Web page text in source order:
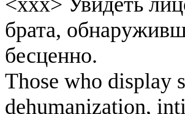
брата,
бесценно.
Those who display
dehumanization,